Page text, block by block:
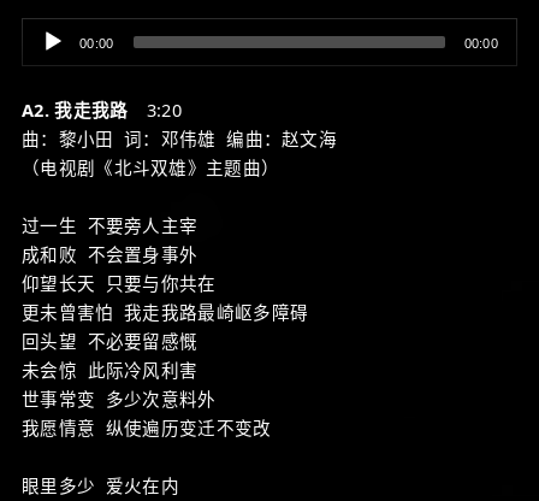
Audio
Player
00:00 00:00
A2. 我走我路 3:20
曲：黎小田 词：邓伟雄 编曲：赵文海
（电视剧《北斗双雄》主题曲）
过一生 不要旁人主宰
成和败 不会置身事外
仰望长天 只要与你共在
更未曾害怕 我走我路最崎岖多障碍
回头望 不必要留感慨
未会惊 此际冷风利害
世事常变 多少次意料外
我愿情意 纵使遍历变迁不变改
眼里多少 爱火在内